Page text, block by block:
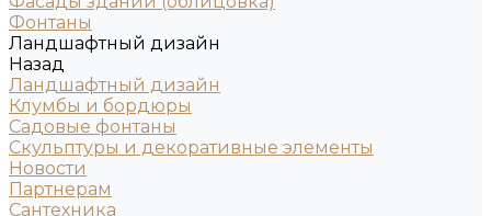
Фонтаны
Ландшафтный дизайн
Назад
Ландшафтный дизайн
Клумбы и бордюры
Садовые фонтаны
Скульптуры и декоративные элементы
Новости
Партнерам
Сантехника